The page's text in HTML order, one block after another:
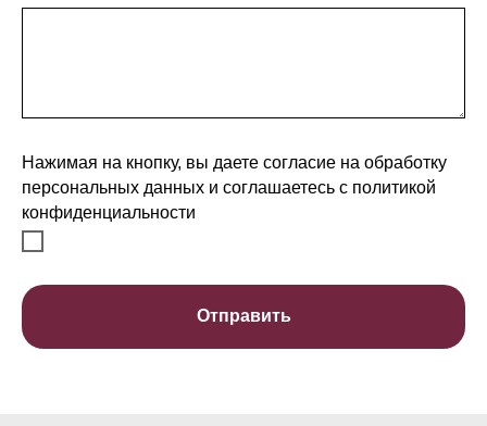
Нажимая на кнопку, вы даете согласие на обработку
персональных данных и соглашаетесь c политикой
конфиденциальности
Отправить